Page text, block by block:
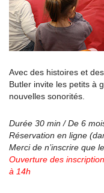
Avec des histoires et
Butler invite les petits à
nouvelles sonorités.
Durée 30 min / De 6
Réservation en ligne
Merci de n’inscrire que
Ouverture des
à 14h